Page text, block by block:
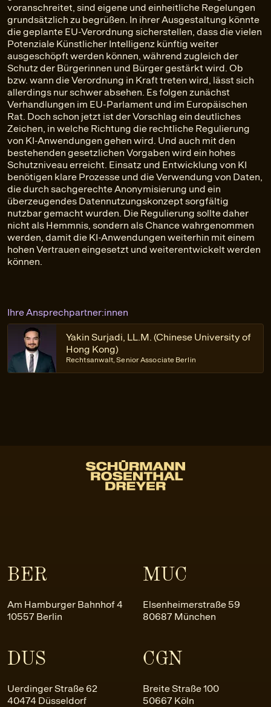
voranschreitet, sind eigene und einheitliche Regelungen
grundsätzlich zu begrüßen. In ihrer Ausgestaltung könnte
die geplante EU-Verordnung sicherstellen, dass die vielen
Potenziale Künstlicher Intelligenz künftig weiter
ausgeschöpft werden können, während zugleich der
Schutz der Bürgerinnen und Bürger gestärkt wird. Ob
bzw. wann die Verordnung in Kraft treten wird, lässt sich
allerdings nur schwer absehen. Es folgen zunächst
Verhandlungen im EU-Parlament und im Europäischen
Rat. Doch schon jetzt ist der Vorschlag ein deutliches
Zeichen, in welche Richtung die rechtliche Regulierung
von KI-Anwendungen gehen wird. Und auch mit den
bestehenden gesetzlichen Vorgaben wird ein hohes
Schutzniveau erreicht. Einsatz und Entwicklung von KI
benötigen klare Prozesse und die Verwendung von Daten,
die durch sachgerechte Anonymisierung und ein
überzeugendes Datennutzungskonzept sorgfältig
nutzbar gemacht wurden. Die Regulierung sollte daher
nicht als Hemmnis, sondern als Chance wahrgenommen
werden, damit die KI-Anwendungen weiterhin mit einem
hohen Vertrauen eingesetzt und weiterentwickelt werden
können.
Ihre Ansprechpartner:innen
Yakin Surjadi, LL.M. (Chinese University of
Hong Kong)
Rechtsanwalt, Senior Associate Berlin
BER
Am Hamburger Bahnhof 4
10557 Berlin
MUC
Elsenheimerstraße 59
80687 München
DUS
Uerdinger Straße 62
40474 Düsseldorf
CGN
Breite Straße 100
50667 Köln